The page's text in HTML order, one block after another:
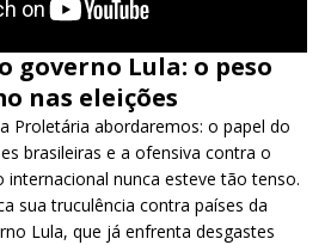
governo Lula: o peso
nas eleições
Proletária abordaremos: o papel do
brasileiras e a ofensiva contra o
internacional nunca esteve tão tenso.
sua truculência contra países da
Lula, que já enfrenta desgastes